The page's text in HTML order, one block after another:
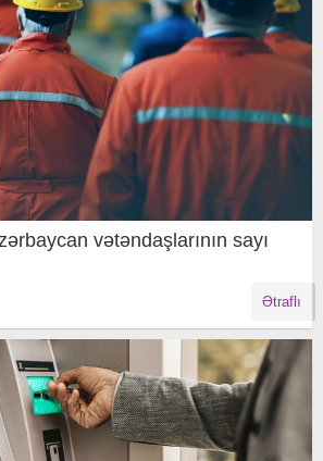
vətəndaşlarının sayı
Ətraflı